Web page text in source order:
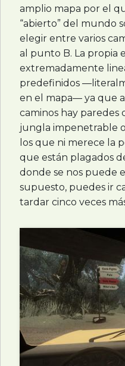
amplio mapa por el
“abierto” del mundo
elegir entre varios
al punto B. La propia
extremadamente
predefinidos
en el mapa— ya que
caminos hay paredes
jungla impenetrable
los que ni merece la
que están plagados
donde se nos puede
supuesto, puedes ir
tardar cinco veces